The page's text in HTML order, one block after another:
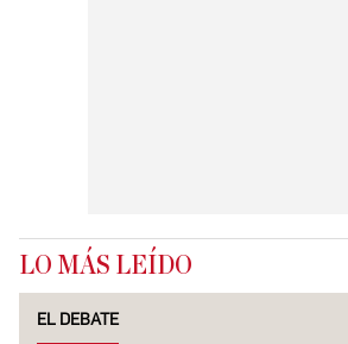
LO MÁS LEÍDO
EL DEBATE